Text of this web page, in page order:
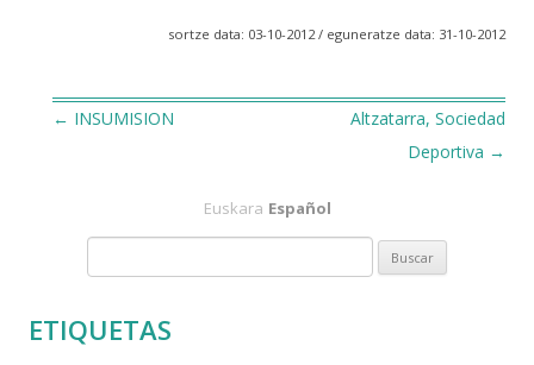
sortze data: 03-10-2012 / eguneratze data: 31-10-2012
entradas
← INSUMISION
Altzatarra, Sociedad
Deportiva →
Euskara Español
cETIQUETAS